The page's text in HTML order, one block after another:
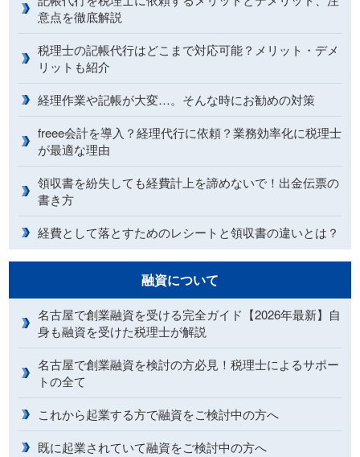
意点を徹底解説
税理士の記帳代行はどこまで対応可能？メリット・デメ
リットも紹介
経理作業や記帳が大変…。そんな時にお勧めの対策
freee会計を導入？経理代行に依頼？業務効率化に税理士
が最適な理由
領収書を紛失しても経費計上を諦めないで！出金伝票の
書き方
経費として落とすためのレシートと領収書の違いとは？
融資について
名古屋で創業融資を受ける完全ガイド【2026年最新】自
身も融資を受けた税理士が解説
名古屋で創業融資を検討の方必見！税理士によるサポー
トの全て
これから起業する方で融資をご検討中の方へ
既に起業されていて融資をご検討中の方へ